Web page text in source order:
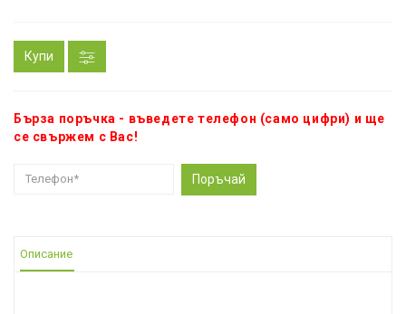
Купи
Бърза поръчка - въведете телефон (само цифри) и ще
се свържем с Вас!
Поръчай
Описание